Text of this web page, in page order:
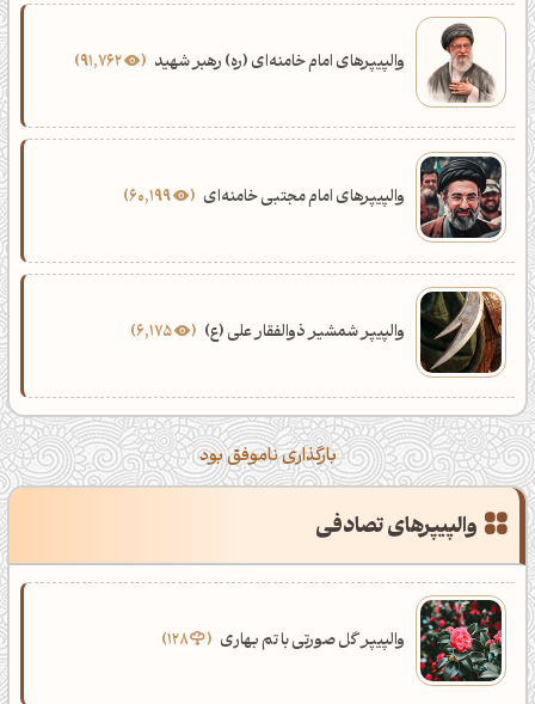
والپیپرهای امام خامنه‌ای (ره) رهبر شهید 91,762
والپیپرهای امام مجتبی خامنه‌ای 60,199
والپیپر شمشیر ذوالفقار علی (ع) 6,175
بارگذاری ناموفق بود
والپیپرهای تصادفی
والپیپر گل صورتی با تم بهاری 128